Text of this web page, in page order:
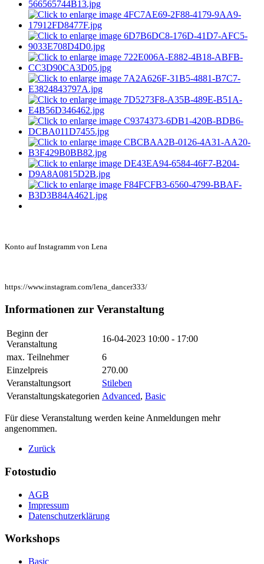
Konto auf Instagramm von Lena
https://www.instagram.com/lena_dancer333/
Informationen zur Veranstaltung
Beginn der
Veranstaltung
16-04-2023 10:00 - 17:00
max. Teilnehmer
6
Einzelpreis
270.00
Veranstaltungsort
Stileben
Veranstaltungskategorien Advanced, Basic
Für diese Veranstaltung werden keine Anmeldungen mehr
angenommen.
Zurück
Fotostudio
AGB
Impressum
Datenschutzerklärung
Workshops
Basic